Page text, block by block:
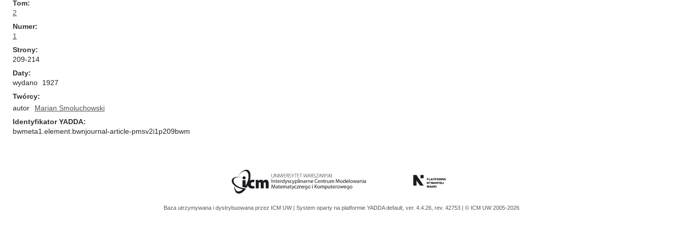
Tom
2
Numer
1
Strony
209-214
Daty
wydano
1927
Twórcy
autor
Marian Smoluchowski
Identyfikator YADDA
bwmeta1.element.bwnjournal-article-pmsv2i1p209bwm
Baza utrzymywana i dystrybuowana przez ICM UW | System oparty na platformie YADDAdefault, ver. 4.4.26, rev. 42753 | © ICM UW 2005-2026